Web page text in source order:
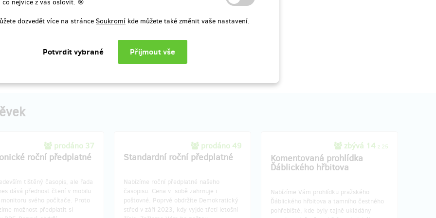
nejvíce z vás oslovit. 🎯
dozvedět více na stránce Soukromí kde můžete také změnit vaše nastavení.
odměny: na poštovní adresu, do
3 000 Kč
měsíce po ukončení projektu na Hithitu
10 000 Kč
prodáno 37
roční předplatné
tištěný časopis, ale řada
dává přednost čtení v mobilu
monitoru svého počítače. Proto
možnost předplatit si
prodáno 49
Standardní roční předplatné
Nabízíme roční předplatné našeho
časopisu. Cena v sobě zahrnuje i
poštovné. Poprvé obdržíte Demokratický
střed v září 2023, kdy vyjde třetí letošní
zbývá 14 z 25
Komentovaná prohlídka
Ďáblického hřbitova
Nabízíme Vám prohlídku pražského
Ďáblického hřbitova a tamního čestného
pohřebiště, kde byly tajně ukládány